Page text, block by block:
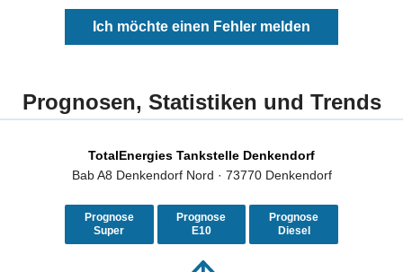
Ich möchte einen Fehler melden
Prognosen, Statistiken und Trends
TotalEnergies Tankstelle Denkendorf
Bab A8 Denkendorf Nord · 73770 Denkendorf
Prognose
Super
Prognose
E10
Prognose
Diesel